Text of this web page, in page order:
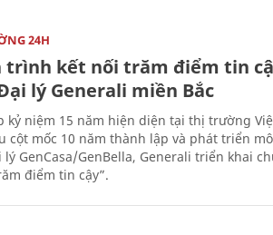
24H
trình kết nối trăm điểm tin
lý Generali miền Bắc
kỷ niệm 15 năm hiện diện tại thị trường
cột mốc 10 năm thành lập và phát triển
lý GenCasa/GenBella, Generali triển khai
điểm tin cậy”.